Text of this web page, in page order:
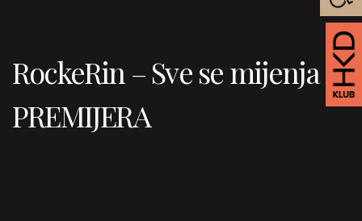
RockeRin – Sve se mijenja /
PREMIJERA